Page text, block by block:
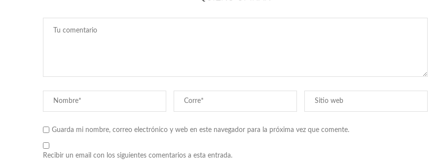
Guarda mi nombre, correo electrónico y web en este navegador para la próxima vez que comente.
Recibir un email con los siguientes comentarios a esta entrada.